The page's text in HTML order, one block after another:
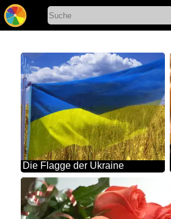
Die Flagge der Ukraine